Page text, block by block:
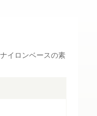
イロンベースの素